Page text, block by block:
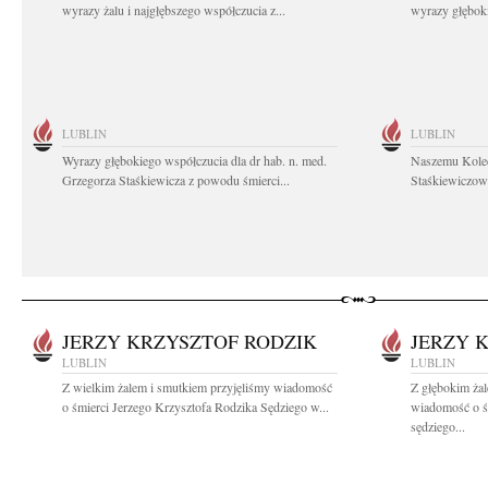
wyrazy żalu i najgłębszego współczucia z...
wyrazy
LUBLIN
Wyrazy głębokiego współczucia dla dr hab. n. med.
Grzegorza Staśkiewicza z powodu śmierci...
LUBLIN
Naszemu
JERZY KRZYSZTOF RODZIK
LUBLIN
Z wielkim żalem i smutkiem przyjęliśmy wiadomość
o śmierci Jerzego Krzysztofa Rodzika Sędziego w...
JERZY
LUBLIN
Z głębokim
wiadomość o
sędziego...